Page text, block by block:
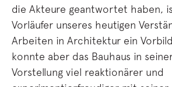
die Akteure geantwortet haben,
Vorläufer unseres heutigen
Arbeiten in Architektur ein
konnte aber das Bauhaus in
Vorstellung viel reaktionärer und